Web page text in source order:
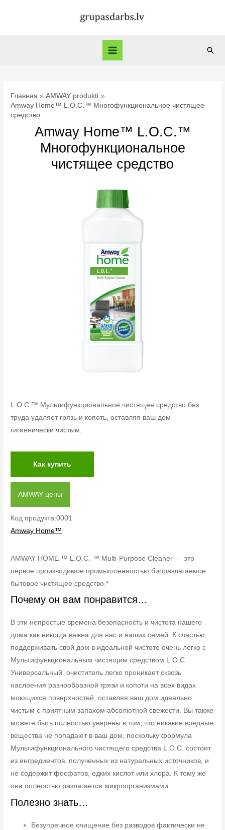
Main
Главная
AMWAY produkti
Amway Home™ L.O.C.™ Многофункциональное чистящее
средство
Amway Home™ L.O.C.™
Многофункциональное
чистящее средство
L.O.C.™ Мультифункциональное чистящее средство без
труда удаляет грязь и копоть, оставляя ваш дом
гигиенически чистым.
Как купить
AMWAY цены
Код продукта:0001
Amway Home™
AMWAY HOME ™ L.O.C. ™ Multi-Purpose Cleaner — это
первое производимое промышленностью биоразлагаемое
бытовое чистящее средство.*
Почему он вам понравится…
В эти непростые времена безопасность и чистота нашего
дома как никогда важна для нас и наших семей. К счастью,
поддерживать свой дом в идеальной чистоте очень легко с
Мультифункциональным чистящим средством L.O.C.
Универсальный очиститель легко проникает сквозь
наслоения разнообразной грязи и копоти на всех видах
моющихся поверхностей, оставляя ваш дом идеально
чистым с приятным запахом абсолютной свежести. Вы также
можете быть полностью уверены в том, что никакие вредные
вещества не попадают в ваш дом, поскольку формула
Мультифункционального чистящего средства L.O.C. состоит
из ингредиентов, полученных из натуральных источников, и
не содержит фосфатов, едких кислот или хлора. К тому же
она полностью разлагается микроорганизмами.
Полезно знать…
Безупречное очищение без разводов фактически не